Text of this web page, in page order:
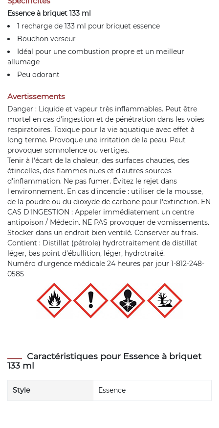
Essence à briquet 133 ml
1 recharge de 133 ml pour briquet essence
Bouchon verseur
Idéal pour une combustion propre et un meilleur
allumage
Peu odorant
Avertissements
Danger : Liquide et vapeur très inflammables. Peut être
mortel en cas d'ingestion et de pénétration dans les voies
respiratoires. Toxique pour la vie aquatique avec effet à
long terme. Provoque une irritation de la peau. Peut
provoquer somnolence ou vertiges.
Tenir à l'écart de la chaleur, des surfaces chaudes, des
étincelles, des flammes nues et d'autres sources
d'inflammation. Ne pas fumer. Évitez le rejet dans
l'environnement. En cas d'incendie : utiliser de la mousse,
de la poudre ou du dioxyde de carbone pour l'extinction. EN
CAS D'INGESTION : Appeler immédiatement un centre
antipoison / Médecin. NE PAS provoquer de vomissements.
Stocker dans un endroit bien ventilé. Conserver au frais.
Contient : Distillat (pétrole) hydrotraitement de distillat
léger, bas point d'ébullition, léger, hydrotraité.
Numéro d'urgence médicale 24 heures par jour 1-812-248-
0585
Caractéristiques pour Essence à briquet
133 ml
Style Essence